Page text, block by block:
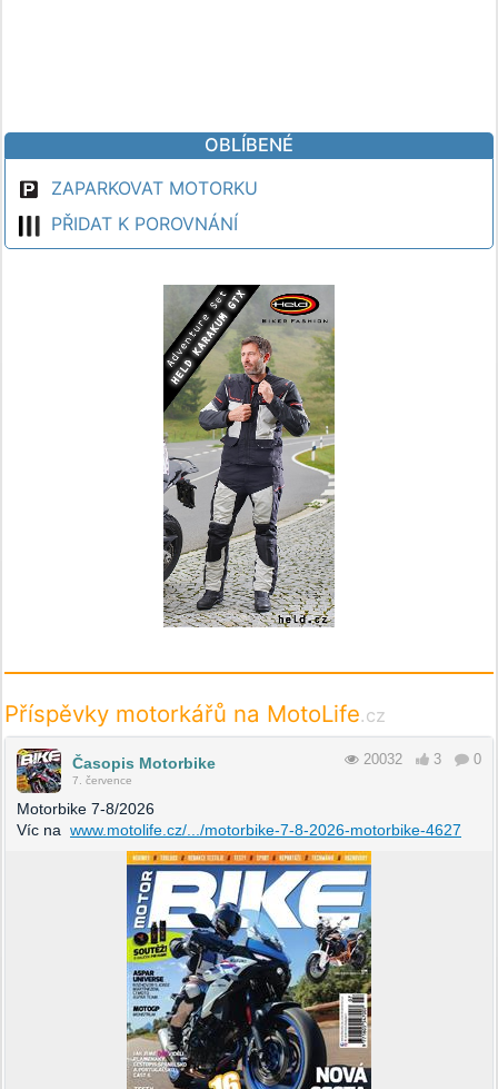
OBLÍBENÉ
ZAPARKOVAT MOTORKU
PŘIDAT K POROVNÁNÍ
Příspěvky motorkářů na MotoLife.cz
Časopis Motorbike
7. července
20032 3 0
Motorbike 7-8/2026
Víc na www.motolife.cz/.../motorbike-7-8-2026-motorbike-4627